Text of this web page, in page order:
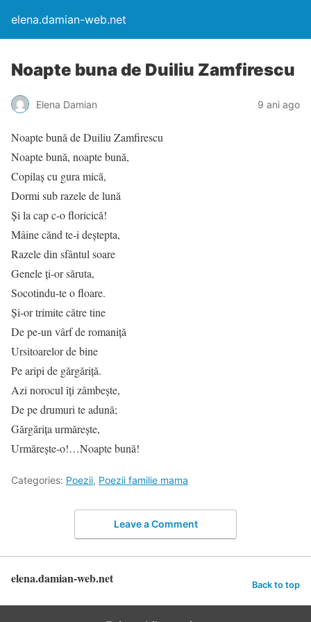
elena.damian-web.net
Noapte buna de Duiliu Zamfirescu
Elena Damian 9 ani ago
Noapte bună de Duiliu Zamfirescu
Noapte bună, noapte bună,
Copilaș cu gura mică,
Dormi sub razele de lună
Și la cap c-o floricică!
Mâine cănd te-i deștepta,
Razele din sfântul soare
Genele ți-or săruta,
Socotindu-te o floare.
Și-or trimite către tine
De pe-un vârf de romaniță
Ursitoarelor de bine
Pe aripi de gărgăriță.
Azi norocul îți zâmbește,
De pe drumuri te adună;
Gărgărița urmărește,
Urmărește-o!…Noapte bună!
Categories: Poezii, Poezii familie mama
Leave a Comment
elena.damian-web.net Back to top